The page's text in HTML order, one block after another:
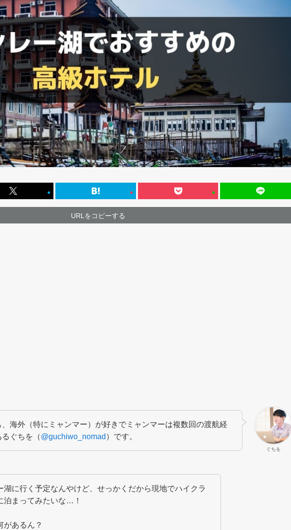
URLをコピーする
ぐちを
、海外（特にミャンマー）が好きでミャンマーは複数回の渡航経
ぐちを（@guchiwo_nomad ）です。
湖に行く予定なんやけど、せっかくだから現地でハイクラ
泊まってみたいな…！
があるん？